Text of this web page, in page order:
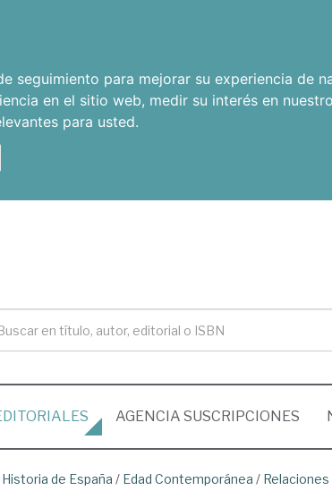
seguimiento para mejorar su experiencia de
en el sitio web, medir su interés en
para usted.
AGENCIA SUSCRIPCIONES
Historia de España / Edad Contemporánea /